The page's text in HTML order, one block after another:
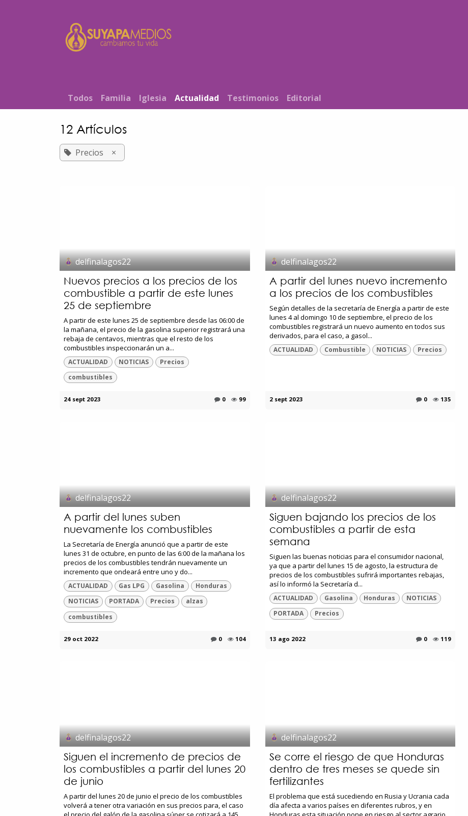
T​od​​os Familia Iglesia Actualidad Testimonios Editorial
12 Artículos
Precios ×
delfinalagos22
Nuevos precios a los precios de los
combustible a partir de este lunes
25 de septiembre
A partir de este lunes 25 de septiembre desde las 06:00 de
la mañana, el precio de la gasolina superior registrará una
rebaja de centavos, mientras que el resto de los
combustibles inspeccionarán un a...
ACTUALIDAD NOTICIAS
Precios
combustibles
24 sept 2023 0 99
delfinalagos22
A partir del lunes nuevo incremento
a los precios de los combustibles
Según detalles de la secretaría de Energía a partir de este
lunes 4 al domingo 10 de septiembre, el precio de los
combustibles registrará un nuevo aumento en todos sus
derivados, para el caso, a gasol...
ACTUALIDAD Combustible NOTICIAS Precios
2 sept 2023 0 135
delfinalagos22
A partir del lunes suben
nuevamente los combustibles
La Secretaría de Energía anunció que a partir de este
lunes 31 de octubre, en punto de las 6:00 de la mañana los
precios de los combustibles tendrán nuevamente un
incremento que ondeará entre uno y do...
ACTUALIDAD Gas LPG Gasolina
Honduras
NOTICIAS
PORTADA Precios
alzas
combustibles
29 oct 2022 0 104
delfinalagos22
Siguen bajando los precios de los
combustibles a partir de esta
semana
Siguen las buenas noticias para el consumidor nacional,
ya que a partir del lunes 15 de agosto, la estructura de
precios de los combustibles sufrirá importantes rebajas,
así lo informó la Secretaría d...
ACTUALIDAD Gasolina Honduras
NOTICIAS
PORTADA
Precios
13 ago 2022 0 119
delfinalagos22
Siguen el incremento de precios de
los combustibles a partir del lunes 20
de junio
A partir del lunes 20 de junio el precio de los combustibles
volverá a tener otra variación en sus precios para, el caso
delfinalagos22
Se corre el riesgo de que Honduras
dentro de tres meses se quede sin
fertilizantes
El problema que está sucediendo en Rusia y Ucrania cada
día afecta a varios países en diferentes rubros, y en